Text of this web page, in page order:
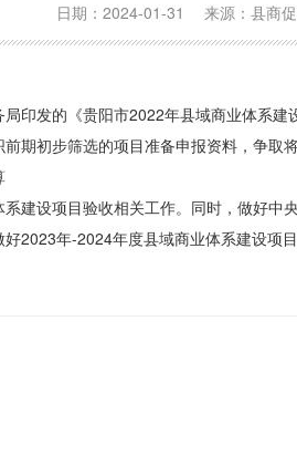
日期：2024-01-31 来源：县
印发的《贵阳市2022年县域商业体系
期初步筛选的项目准备申报资料，争取
建设项目验收相关工作。同时，做好
2023年-2024年度县域商业体系建设项